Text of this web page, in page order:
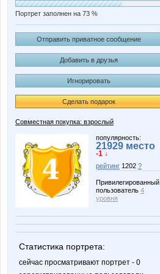
Портрет заполнен на 73 %
Отправить приватное сообщение
Добавить в друзья
Игнорировать
Сделать подарок
Совместная покупка: взрослый
популярность:
21929 место
-1 ↓
рейтинг 1202 ?
Привилегированный
пользователь 4
уровня
Статистика портрета:
сейчас просматривают портрет - 0